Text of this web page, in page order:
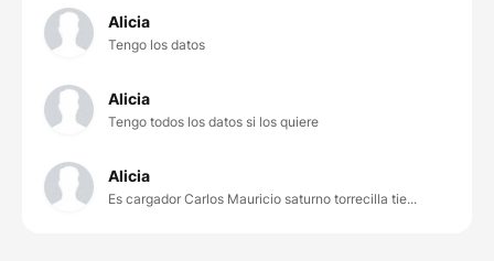
Alicia
Tengo los datos
Alicia
Tengo todos los datos si los quiere
Alicia
Es cargador Carlos Mauricio saturno torrecilla tie...